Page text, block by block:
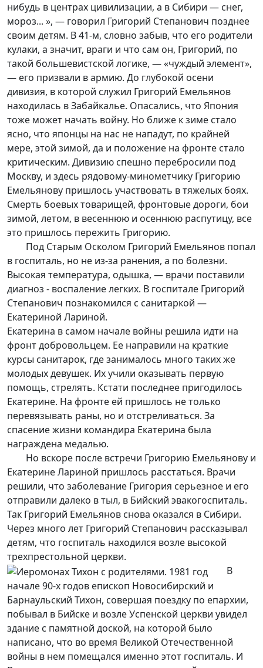
нибудь в центрах цивилизации, а в Сибири — снег,
мороз... », — говорил Григорий Степанович позднее
своим детям. В 41-м, словно забыв, что его родители
кулаки, а значит, враги и что сам он, Григорий, по
такой большевистской логике, — «чуждый элемент»,
— его призвали в армию. До глубокой осени
дивизия, в которой служил Григорий Емельянов
находилась в Забайкалье. Опасались, что Япония
тоже может начать войну. Но ближе к зиме стало
ясно, что японцы на нас не нападут, по крайней
мере, этой зимой, да и положение на фронте стало
критическим. Дивизию спешно перебросили под
Москву, и здесь рядовому-минометчику Григорию
Емельянову пришлось участвовать в тяжелых боях.
Смерть боевых товарищей, фронтовые дороги, бои
зимой, летом, в весеннюю и осеннюю распутицу, все
это пришлось пережить Григорию.
Под Старым Осколом Григорий Емельянов попал
в госпиталь, но не из-за ранения, а по болезни.
Высокая температура, одышка, — врачи поставили
диагноз - воспаление легких. В госпитале Григорий
Степанович познакомился с санитаркой —
Екатериной Лариной.
Екатерина в самом начале войны решила идти на
фронт добровольцем. Ее направили на краткие
курсы санитарок, где занималось много таких же
молодых девушек. Их учили оказывать первую
помощь, стрелять. Кстати последнее пригодилось
Екатерине. На фронте ей пришлось не только
перевязывать раны, но и отстреливаться. За
спасение жизни командира Екатерина была
награждена медалью.
Но вскоре после встречи Григорию Емельянову и
Екатерине Лариной пришлось расстаться. Врачи
решили, что заболевание Григория серьезное и его
отправили далеко в тыл, в Бийский эвакогоспиталь.
Так Григорий Емельянов снова оказался в Сибири.
Через много лет Григорий Степанович рассказывал
детям, что госпиталь находился возле высокой
трехпрестольной церкви.
В
начале 90-х годов епископ Новосибирский и
Барнаульский Тихон, совершая поездку по епархии,
побывал в Бийске и возле Успенской церкви увидел
здание с памятной доской, на которой было
написано, что во время Великой Отечественной
войны в нем помещался именно этот госпиталь. И